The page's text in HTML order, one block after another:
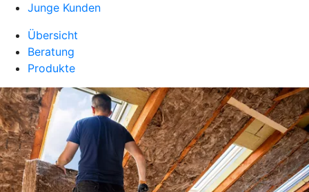
Junge Kunden
Übersicht
Beratung
Produkte